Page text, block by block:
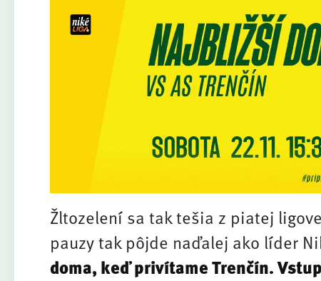
Žltozelení sa tak tešia z piatej
pauzy tak pôjde naďalej ako líder
doma, keď privítame Trenčín.